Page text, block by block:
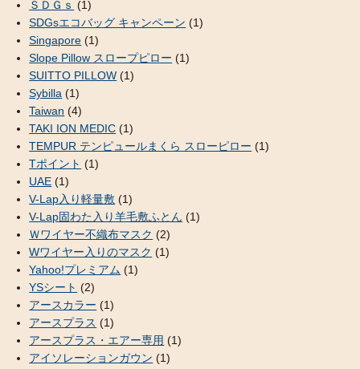
ＳＤＧｓ (1)
SDGsエコバッグ キャンペーン (1)
Singapore (1)
Slope Pillow スロープピロー (1)
SUITTO PILLOW (1)
Sybilla (1)
Taiwan (4)
TAKI ION MEDIC (1)
TEMPUR テンピュールまくら スローピロー (1)
Tポイント (1)
UAE (1)
V-Lap入り軽量敷 (1)
V-Lap固わた入り羊毛敷ふとん (1)
Ｗワイヤー不織布マスク (2)
Wワイヤー入りのマスク (1)
Yahoo!プレミアム (1)
YSシート (2)
アースカラー (1)
アースプラス (1)
アースプラス・エアー専用 (1)
アイソレーションガウン (1)